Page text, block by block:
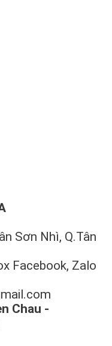
Sơn Nhì, Q.Tân
Facebook, Zalo
Chau -